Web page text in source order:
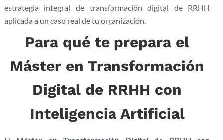
estrategia integral de transformación digital de RRHH
aplicada a un caso real de tu organización.
Para qué te prepara el
Máster en Transformación
Digital de RRHH con
Inteligencia Artificial